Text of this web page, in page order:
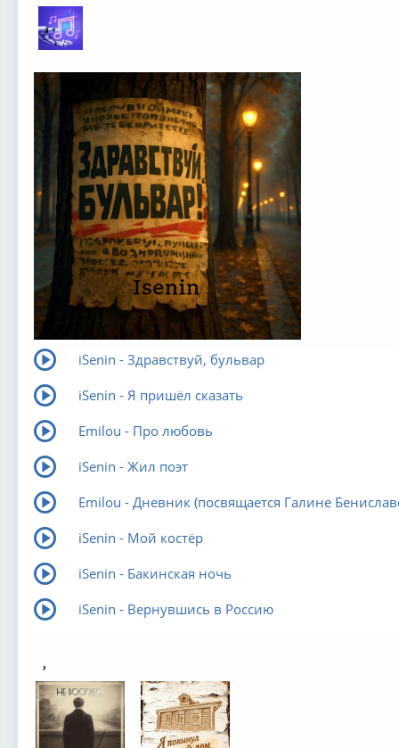
iSenin - Здравствуй, бульвар
iSenin - Я пришёл сказать
Emilou - Про любовь
iSenin - Жил поэт
Emilou - Дневник (посвящается Галине
iSenin - Мой костёр
iSenin - Бакинская ночь
iSenin - Вернувшись в Россию
,